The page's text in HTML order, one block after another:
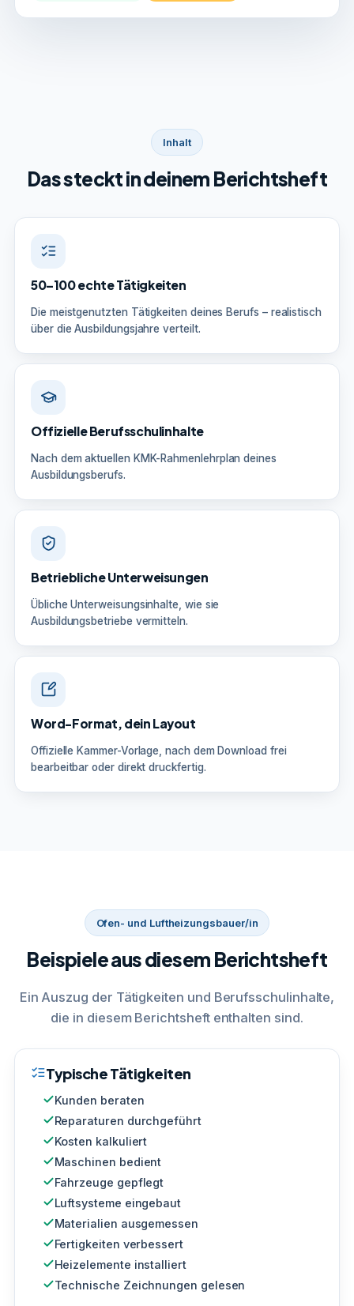
Inhalt
Das steckt in deinem Berichtsheft
50–100 echte Tätigkeiten
Die meistgenutzten Tätigkeiten deines Berufs – realistisch
über die Ausbildungsjahre verteilt.
Offizielle Berufsschulinhalte
Nach dem aktuellen KMK-Rahmenlehrplan deines
Ausbildungsberufs.
Betriebliche Unterweisungen
Übliche Unterweisungsinhalte, wie sie
Ausbildungsbetriebe vermitteln.
Word-Format, dein Layout
Offizielle Kammer-Vorlage, nach dem Download frei
bearbeitbar oder direkt druckfertig.
Ofen- und Luftheizungsbauer/in
Beispiele aus diesem Berichtsheft
Ein Auszug der Tätigkeiten und Berufsschulinhalte,
die in diesem Berichtsheft enthalten sind.
Typische Tätigkeiten
Kunden beraten
Reparaturen durchgeführt
Kosten kalkuliert
Maschinen bedient
Fahrzeuge gepflegt
Luftsysteme eingebaut
Materialien ausgemessen
Fertigkeiten verbessert
Heizelemente installiert
Technische Zeichnungen gelesen